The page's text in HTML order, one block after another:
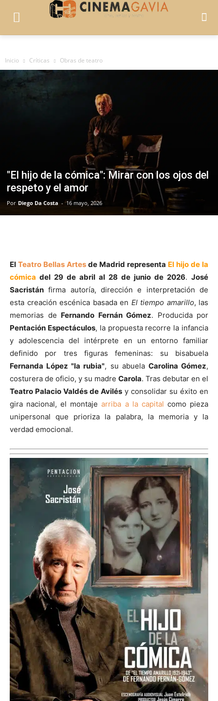
Inicio Críticas Obras de teatro
"El hijo de la cómica": Mirar con los ojos del
respeto y el amor
Por Diego Da Costa - 16 mayo, 2026
El Teatro Bellas Artes de Madrid representa El hijo de la
cómica del 29 de abril al 28 de junio de 2026. José
Sacristán firma autoría, dirección e interpretación de
esta creación escénica basada en El tiempo amarillo, las
memorias de Fernando Fernán Gómez. Producida por
Pentación Espectáculos, la propuesta recorre la infancia
y adolescencia del intérprete en un entorno familiar
definido por tres figuras femeninas: su bisabuela
Fernanda López "la rubia", su abuela Carolina Gómez,
costurera de oficio, y su madre Carola. Tras debutar en el
Teatro Palacio Valdés de Avilés y consolidar su éxito en
gira nacional, el montajearriba a la capital como pieza
unipersonal que prioriza la palabra, la memoria y la
verdad emocional.